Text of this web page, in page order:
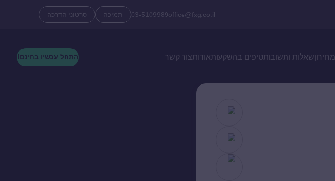
office@fxg.co.il
03-5109989 תמיכה סרטוני הדרכה
מחירוןשאלות ותשובותטיפים בהשקעותאודותצור קשר התחל עכשיו בחינם!